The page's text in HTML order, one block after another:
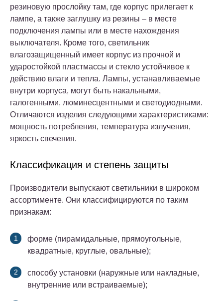
резиновую прослойку там, где корпус прилегает к
лампе, а также заглушку из резины – в месте
подключения лампы или в месте нахождения
выключателя. Кроме того, светильник
влагозащищенный имеет корпус из прочной и
ударостойкой пластмассы и стекло устойчивое к
действию влаги и тепла. Лампы, устанавливаемые
внутри корпуса, могут быть накальными,
галогенными, люминесцентными и светодиодными.
Отличаются изделия следующими характеристиками:
мощность потребления, температура излучения,
яркость свечения.
Классификация и степень защиты
Производители выпускают светильники в широком
ассортименте. Они классифицируются по таким
признакам:
форме (пирамидальные, прямоугольные,
квадратные, круглые, овальные);
способу установки (наружные или накладные,
внутренние или встраиваемые);